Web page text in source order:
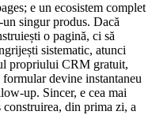
e un ecosistem complet
singur produs. Dacă
o pagină, ci să
sistematic, atunci
propriului CRM gratuit,
formular devine instantaneu
up. Sincer, e cea mai
din prima zi, a